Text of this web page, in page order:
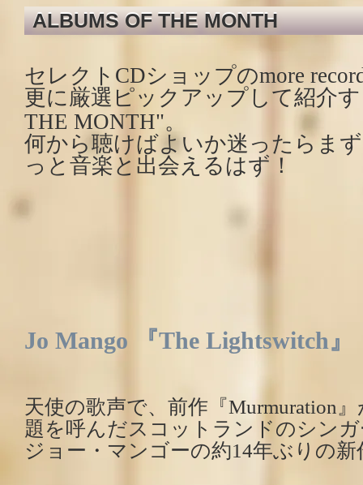
ALBUMS OF THE MONTH
セレクトCDショップのmore
更に厳選ピックアップして紹介
THE MONTH"。
何から聴けばよいか迷ったらま
っと音楽と出会えるはず！
Jo Mango 『The Lightswitch』
天使の歌声で、前作『Murmuration
題を呼んだスコットランドのシン
ジョー・マンゴーの約14年ぶりの新